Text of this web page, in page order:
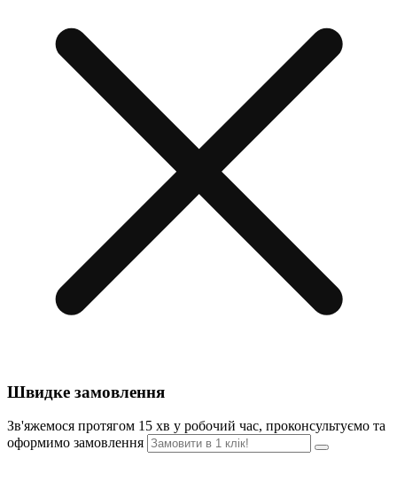
Швидке замовлення
Зв'яжемося протягом 15 хв у робочий час, проконсультуємо та
оформимо замовлення